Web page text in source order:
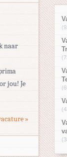
naar
jou! Je
»